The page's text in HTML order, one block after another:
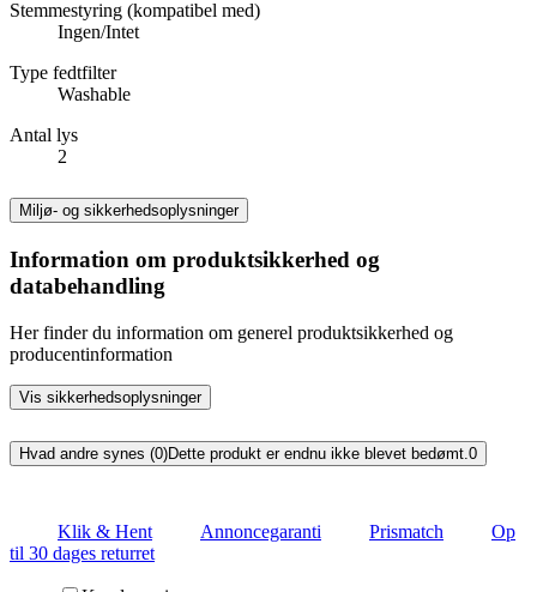
Stemmestyring (kompatibel med)
Ingen/Intet
Type fedtfilter
Washable
Antal lys
2
Miljø- og sikkerhedsoplysninger
Information om produktsikkerhed og
databehandling
Her finder du information om generel produktsikkerhed og
producentinformation
Vis sikkerhedsoplysninger
Hvad andre synes (0)Dette produkt er endnu ikke blevet bedømt.0
Klik & Hent Annoncegaranti Prismatch
Op
til 30 dages returret